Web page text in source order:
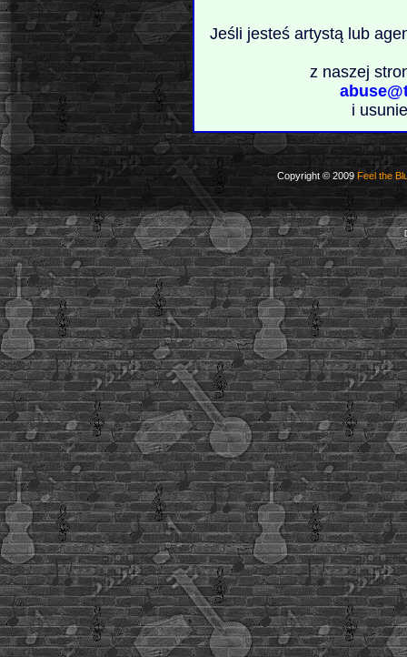
Jeśli jesteś artystą lub
z naszej
i
Copyright © 2009 Feel the